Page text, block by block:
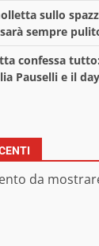
sullo
sempre
confessa
Pauselli e il
da